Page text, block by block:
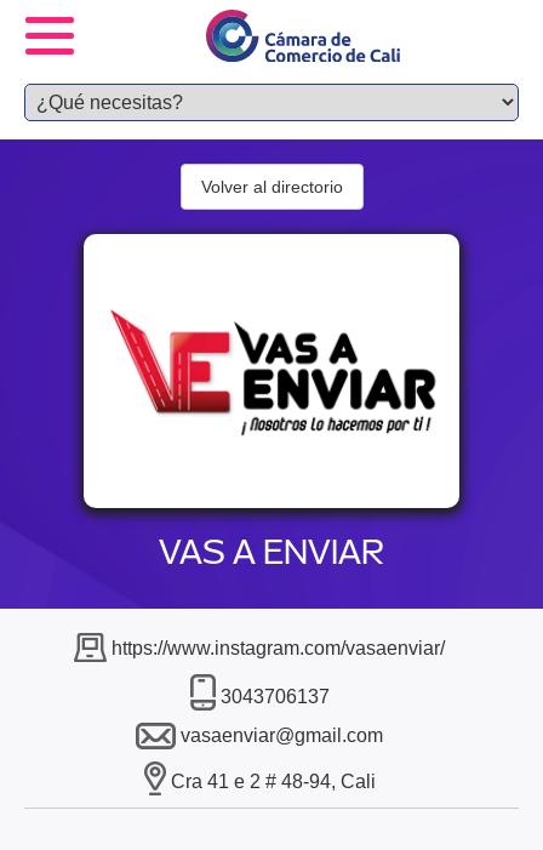
VAS A ENVIAR
Volver al directorio
https://www.instagram.com/vasaenviar/
3043706137
vasaenviar@gmail.com
Cra 41 e 2 # 48-94, Cali